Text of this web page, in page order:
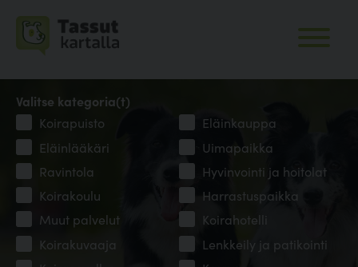
Valitse kategoria(t)
Koirapuisto
Eläinkauppa
Eläinlääkäri
Uimapaikka
Ravintola
Hyvinvointi ja hoitolat
Koirakoulu
Harrastuspaikka
Muut palvelut
Koirahotelli
Koirakuvaaja
Lenkkeily ja patikointi